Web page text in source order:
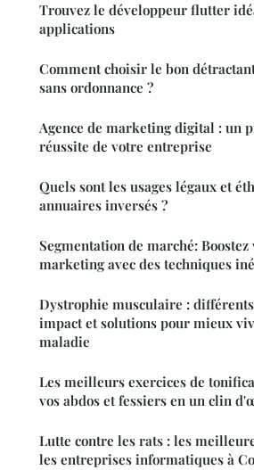
Trouvez le développeur flutter
applications
Comment choisir le bon
sans ordonnance ?
Agence de marketing digital : un
réussite de votre entreprise
Quels sont les usages légaux et
annuaires inversés ?
Segmentation de marché:
marketing avec des techniques
Dystrophie musculaire :
impact et solutions pour mieux
maladie
Les meilleurs exercices de
vos abdos et fessiers en un clin
Lutte contre les rats : les
les entreprises informatiques à